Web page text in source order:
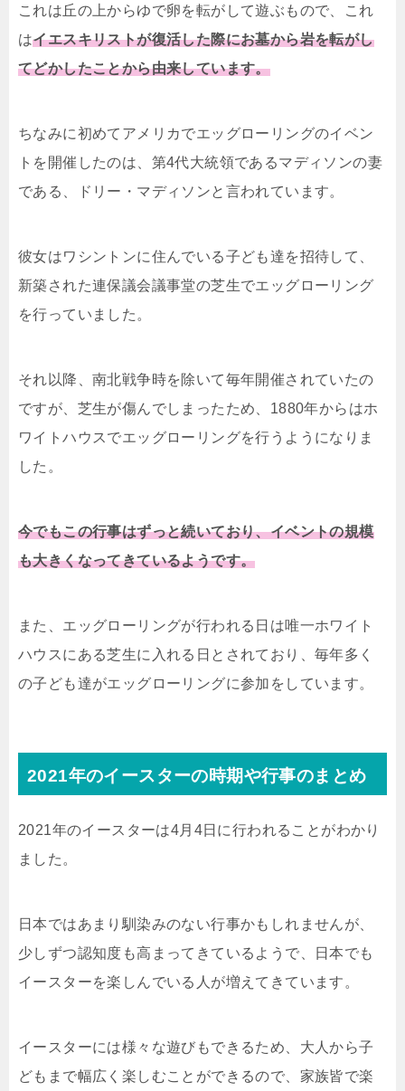
これは丘の上からゆで卵を転がして遊ぶもので、これ
はイエスキリストが復活した際にお墓から岩を転がし
てどかしたことから由来しています。
ちなみに初めてアメリカでエッグローリングのイベン
トを開催したのは、第4代大統領であるマディソンの妻
である、ドリー・マディソンと言われています。
彼女はワシントンに住んでいる子ども達を招待して、
新築された連保議会議事堂の芝生でエッグローリング
を行っていました。
それ以降、南北戦争時を除いて毎年開催されていたの
ですが、芝生が傷んでしまったため、1880年からはホ
ワイトハウスでエッグローリングを行うようになりま
した。
今でもこの行事はずっと続いており、イベントの規模
も大きくなってきているようです。
また、エッグローリングが行われる日は唯一ホワイト
ハウスにある芝生に入れる日とされており、毎年多く
の子ども達がエッグローリングに参加をしています。
2021年のイースターの時期や行事のまとめ
2021年のイースターは4月4日に行われることがわかり
ました。
日本ではあまり馴染みのない行事かもしれませんが、
少しずつ認知度も高まってきているようで、日本でも
イースターを楽しんでいる人が増えてきています。
イースターには様々な遊びもできるため、大人から子
どもまで幅広く楽しむことができるので、家族皆で楽